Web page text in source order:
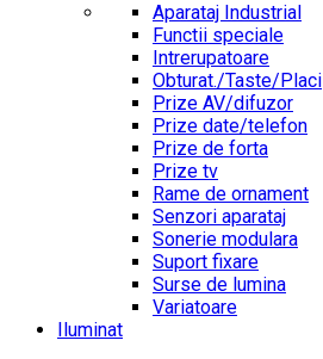
Aparataj Industrial
Functii speciale
Intrerupatoare
Obturat./Taste/Placi
Prize AV/difuzor
Prize date/telefon
Prize de forta
Prize tv
Rame de ornament
Senzori aparataj
Sonerie modulara
Suport fixare
Surse de lumina
Variatoare
Iluminat